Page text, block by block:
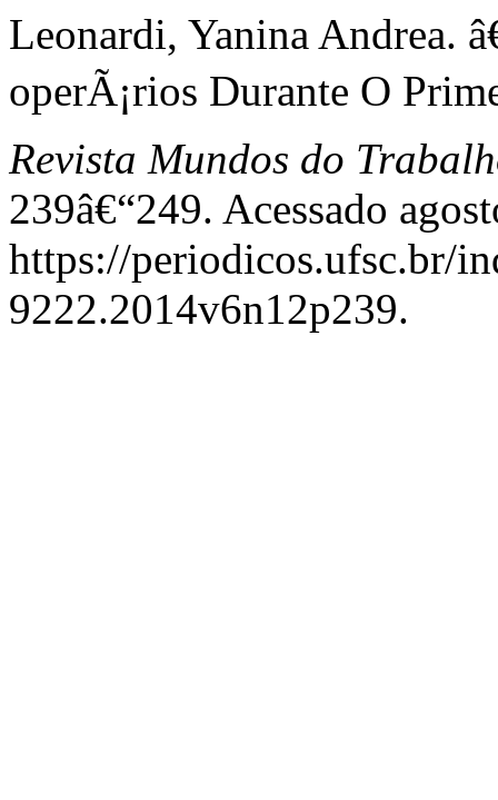
Leonardi, Yanina Andrea.
operÃ¡rios Durante O
Revista Mundos do
239â€“249. Acessado
https://periodicos.ufsc.br/
9222.2014v6n12p239.